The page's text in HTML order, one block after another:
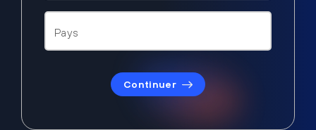
Continuer